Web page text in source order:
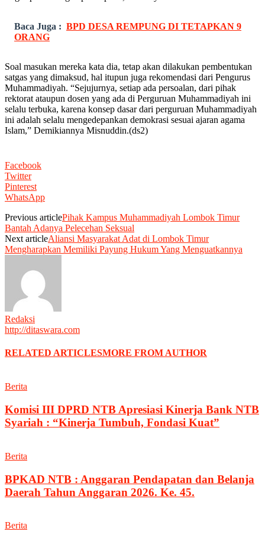
Baca Juga : BPD DESA REMPUNG DI TETAPKAN 9
ORANG
Soal masukan mereka kata dia, tetap akan dilakukan pembentukan
satgas yang dimaksud, hal itupun juga rekomendasi dari Pengurus
Muhammadiyah. “Sejujurnya, setiap ada persoalan, dari pihak
rektorat ataupun dosen yang ada di Perguruan Muhammadiyah ini
selalu terbuka, karena konsep dasar dari perguruan Muhammadiyah
ini adalah selalu mengedepankan demokrasi sesuai ajaran agama
Islam,” Demikiannya Misnuddin.(ds2)
Facebook
Twitter
Pinterest
WhatsApp
Previous articlePihak Kampus Muhammadiyah Lombok Timur
Bantah Adanya Pelecehan Seksual
Next articleAliansi Masyarakat Adat di Lombok Timur
Mengharapkan Memiliki Payung Hukum Yang Menguatkannya
Redaksi
http://ditaswara.com
RELATED ARTICLESMORE FROM AUTHOR
Berita
Komisi III DPRD NTB Apresiasi Kinerja Bank NTB
Syariah : “Kinerja Tumbuh, Fondasi Kuat”
Berita
BPKAD NTB : Anggaran Pendapatan dan Belanja
Daerah Tahun Anggaran 2026. Ke. 45.
Berita